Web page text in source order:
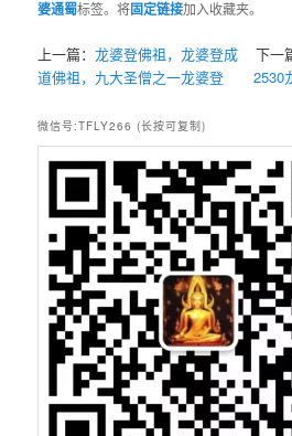
婆通蜀标签。将固定链接加入收藏夹。
上一篇：龙婆登佛祖，龙婆登成
道佛祖，九大圣僧之一龙婆登
下一
2530
微信号:TFLY266 (长按可复制)